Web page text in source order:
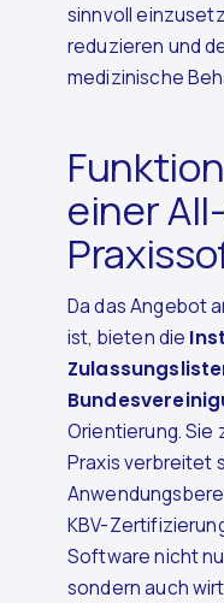
sinnvoll
reduzieren und
medizinische
einer
Da das Angebot
ist, bieten die
Orientierung. Sie
Praxis verbreitet
KBV-
Software nicht
sondern auch